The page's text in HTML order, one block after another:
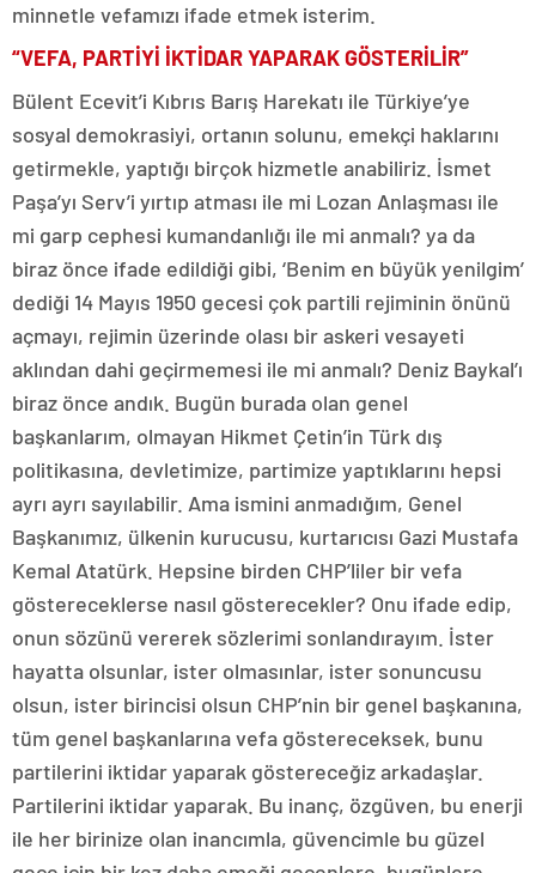
minnetle vefamızı ifade etmek isterim.
“VEFA, PARTİYİ İKTİDAR YAPARAK GÖSTERİLİR”
Bülent Ecevit’i Kıbrıs Barış Harekatı ile Türkiye’ye
sosyal demokrasiyi, ortanın solunu, emekçi haklarını
getirmekle, yaptığı birçok hizmetle anabiliriz. İsmet
Paşa’yı Serv’i yırtıp atması ile mi Lozan Anlaşması ile
mi garp cephesi kumandanlığı ile mi anmalı? ya da
biraz önce ifade edildiği gibi, ‘Benim en büyük yenilgim’
dediği 14 Mayıs 1950 gecesi çok partili rejiminin önünü
açmayı, rejimin üzerinde olası bir askeri vesayeti
aklından dahi geçirmemesi ile mi anmalı? Deniz Baykal’ı
biraz önce andık. Bugün burada olan genel
başkanlarım, olmayan Hikmet Çetin’in Türk dış
politikasına, devletimize, partimize yaptıklarını hepsi
ayrı ayrı sayılabilir. Ama ismini anmadığım, Genel
Başkanımız, ülkenin kurucusu, kurtarıcısı Gazi Mustafa
Kemal Atatürk. Hepsine birden CHP’liler bir vefa
göstereceklerse nasıl gösterecekler? Onu ifade edip,
onun sözünü vererek sözlerimi sonlandırayım. İster
hayatta olsunlar, ister olmasınlar, ister sonuncusu
olsun, ister birincisi olsun CHP’nin bir genel başkanına,
tüm genel başkanlarına vefa göstereceksek, bunu
partilerini iktidar yaparak göstereceğiz arkadaşlar.
Partilerini iktidar yaparak. Bu inanç, özgüven, bu enerji
ile her birinize olan inancımla, güvencimle bu güzel